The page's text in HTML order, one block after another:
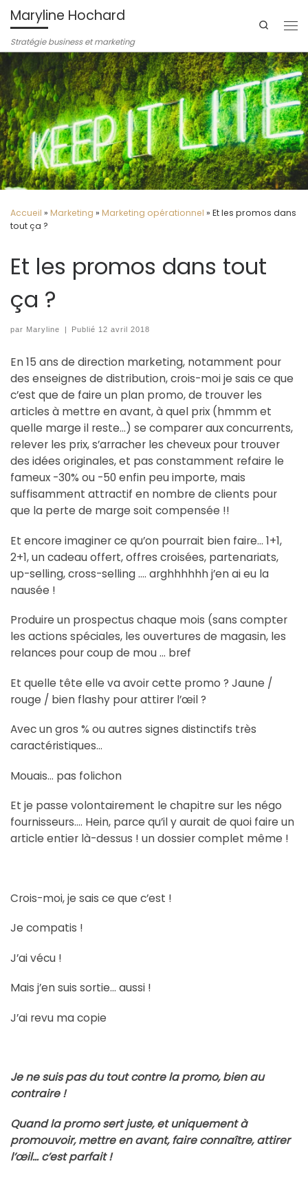
Passer au contenu
Maryline Hochard
Stratégie business et marketing
Search
Accueil » Marketing » Marketing opérationnel » Et les promos dans
tout ça ?
Et les promos dans tout
ça ?
par Maryline Publié 12 avril 2018
En 15 ans de direction marketing, notamment pour
des enseignes de distribution, crois-moi je sais ce que
c’est que de faire un plan promo, de trouver les
articles à mettre en avant, à quel prix (hmmm et
quelle marge il reste…) se comparer aux concurrents,
relever les prix, s’arracher les cheveux pour trouver
des idées originales, et pas constamment refaire le
fameux -30% ou -50 enfin peu importe, mais
suffisamment attractif en nombre de clients pour
que la perte de marge soit compensée !!
Et encore imaginer ce qu’on pourrait bien faire… 1+1,
2+1, un cadeau offert, offres croisées, partenariats,
up-selling, cross-selling …. arghhhhhh j’en ai eu la
nausée !
Produire un prospectus chaque mois (sans compter
les actions spéciales, les ouvertures de magasin, les
relances pour coup de mou … bref
Et quelle tête elle va avoir cette promo ? Jaune /
rouge / bien flashy pour attirer l’œil ?
Avec un gros % ou autres signes distinctifs très
caractéristiques…
Mouais… pas folichon
Et je passe volontairement le chapitre sur les négo
fournisseurs…. Hein, parce qu’il y aurait de quoi faire un
article entier là-dessus ! un dossier complet même !
Crois-moi, je sais ce que c’est !
Je compatis !
J’ai vécu !
Mais j’en suis sortie… aussi !
J’ai revu ma copie
Je ne suis pas du tout contre la promo, bien au
contraire !
Quand la promo sert juste, et uniquement à
promouvoir, mettre en avant, faire connaître, attirer
l’œil… c’est parfait !